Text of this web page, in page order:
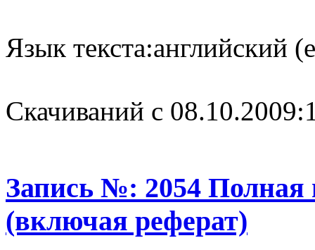
Язык текста:английский
Cкачиваний с 08.10.2009:
Запись №: 2054 Полная
(включая реферат)